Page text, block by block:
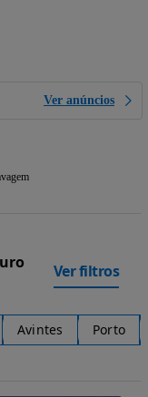
Ver anúncios
Ver filtros
Avintes Porto